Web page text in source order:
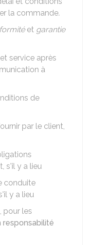
la commande.
et garantie
service après
à
de
par le client,
s'il y a lieu
conduite
y a lieu
pour les
responsabilité